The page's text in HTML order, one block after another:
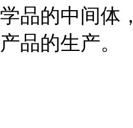
学品的中间体
产品的生产。